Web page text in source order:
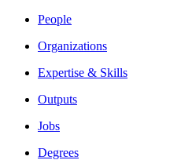
People
Organizations
Expertise & Skills
Outputs
Jobs
Degrees